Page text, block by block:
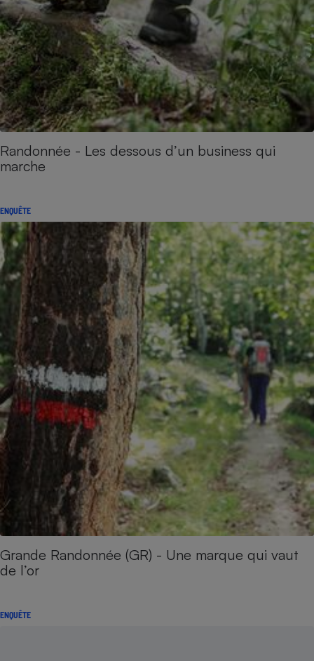
Randonnée - Les dessous d’un business qui
marche
ENQUÊTE
Grande Randonnée (GR) - Une marque qui vaut
de l’or
ENQUÊTE